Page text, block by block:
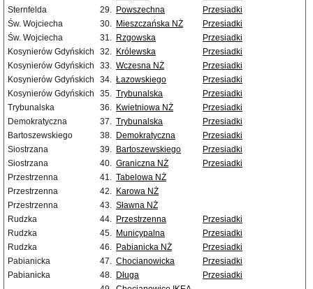
Sternfelda
29. Powszechna
Przesiadki
Św. Wojciecha
30. Mieszczańska NŻ
Przesiadki
Św. Wojciecha
31. Rzgowska
Przesiadki
Kosynierów Gdyńskich
32. Królewska
Przesiadki
Kosynierów Gdyńskich
33. Wczesna NŻ
Przesiadki
Kosynierów Gdyńskich
34. Łazowskiego
Przesiadki
Kosynierów Gdyńskich
35. Trybunalska
Przesiadki
Trybunalska
36. Kwietniowa NŻ
Przesiadki
Demokratyczna
37. Trybunalska
Przesiadki
Bartoszewskiego
38. Demokratyczna
Przesiadki
Siostrzana
39. Bartoszewskiego
Przesiadki
Siostrzana
40. Graniczna NŻ
Przesiadki
Przestrzenna
41. Tabelowa NŻ
Przestrzenna
42. Karowa NŻ
Przestrzenna
43. Sławna NŻ
Rudzka
44. Przestrzenna
Przesiadki
Rudzka
45. Municypalna
Przesiadki
Rudzka
46. Pabianicka NŻ
Przesiadki
Pabianicka
47. Chocianowicka
Przesiadki
Pabianicka
48. Długa
Przesiadki